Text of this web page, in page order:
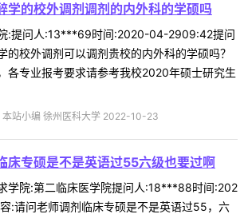
学的校外调剂调剂的内外科的学硕吗
:提问人:13***69时间:2020-04-2909:42提问
的校外调剂可以调剂贵校的内外科的学硕吗？
各专业报考要求请参考我校2020年硕士研究生
本站小编 徐州医科大学 2022-10-23
床专硕是不是英语过55六级也要过啊
学院:第二临床医学院提问人:18***88时间:202
:请问老师调剂临床专硕是不是英语过55，六